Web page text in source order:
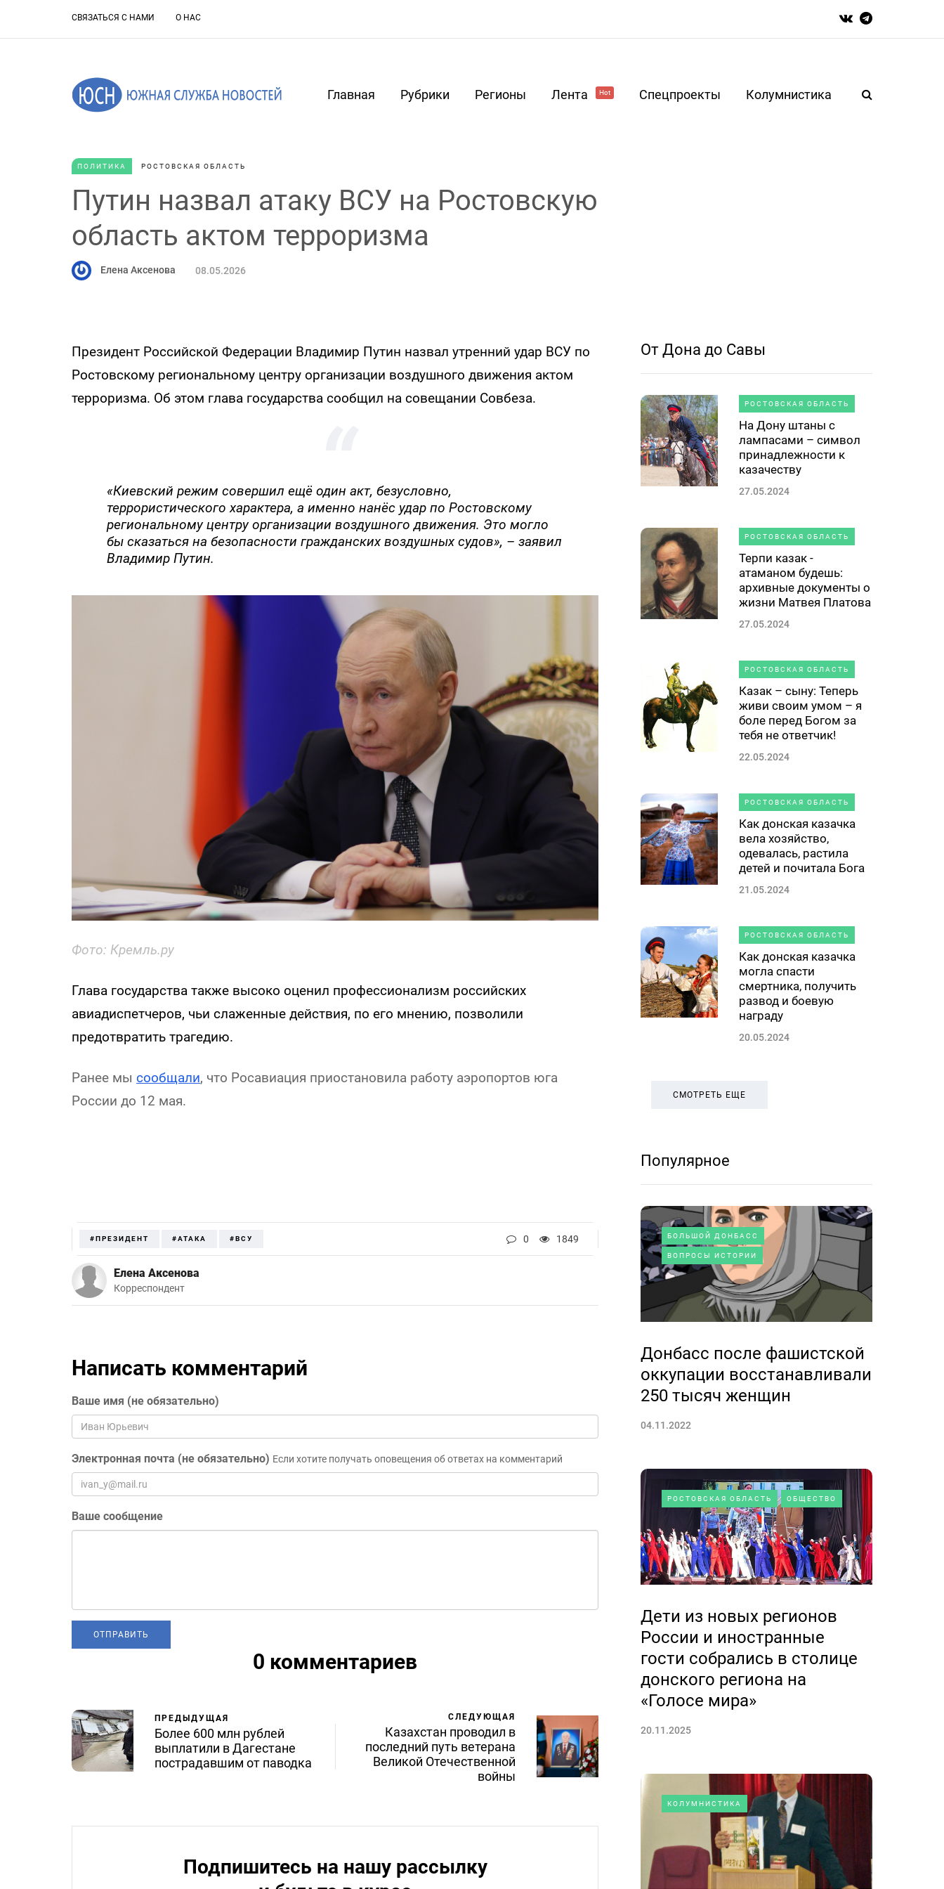
СВЯЗАТЬСЯ С НАМИ О НАС
Главная Рубрики Регионы Лента Hot Спецпроекты Колумнистика
ПОЛИТИКА РОСТОВСКАЯ ОБЛАСТЬ
Путин назвал атаку ВСУ на Ростовскую
область актом терроризма
Елена Аксенова 08.05.2026
Президент Российской Федерации Владимир Путин назвал утренний удар ВСУ по
Ростовскому региональному центру организации воздушного движения актом
терроризма. Об этом глава государства сообщил на совещании Совбеза.
«Киевский режим совершил ещё один акт, безусловно,
террористического характера, а именно нанёс удар по Ростовскому
региональному центру организации воздушного движения. Это могло
бы сказаться на безопасности гражданских воздушных судов», – заявил
Владимир Путин.
Фото: Кремль.ру
Глава государства также высоко оценил профессионализм российских
авиадиспетчеров, чьи слаженные действия, по его мнению, позволили
предотвратить трагедию.
Ранее мы сообщали, что Росавиация приостановила работу аэропортов юга
России до 12 мая.
#ПРЕЗИДЕНТ #АТАКА #ВСУ 0 1849
Елена Аксенова
Корреспондент
Написать комментарий
Ваше имя (не обязательно)
Электронная почта (не обязательно) Если хотите получать оповещения об ответах на комментарий
Ваше сообщение
0 комментариев
ПРЕДЫДУЩАЯ
Более 600 млн рублей
выплатили в Дагестане
пострадавшим от паводка
СЛЕДУЮЩАЯ
Казахстан проводил в
последний путь ветерана
Великой Отечественной
войны
Подпишитесь на нашу рассылку
От Дона до Савы
РОСТОВСКАЯ ОБЛАСТЬ
На Дону штаны с
лампасами – символ
принадлежности к
казачеству
27.05.2024
РОСТОВСКАЯ ОБЛАСТЬ
Терпи казак -
атаманом будешь:
архивные документы о
жизни Матвея Платова
27.05.2024
РОСТОВСКАЯ ОБЛАСТЬ
Казак – сыну: Теперь
живи своим умом – я
боле перед Богом за
тебя не ответчик!
22.05.2024
РОСТОВСКАЯ ОБЛАСТЬ
Как донская казачка
вела хозяйство,
одевалась, растила
детей и почитала Бога
21.05.2024
РОСТОВСКАЯ ОБЛАСТЬ
Как донская казачка
могла спасти
смертника, получить
развод и боевую
награду
20.05.2024
СМОТРЕТЬ ЕЩЕ
Популярное
БОЛЬШОЙ ДОНБАСС
ВОПРОСЫ ИСТОРИИ
Донбасс после фашистской
оккупации восстанавливали
250 тысяч женщин
04.11.2022
РОСТОВСКАЯ ОБЛАСТЬ ОБЩЕСТВО
Дети из новых регионов
России и иностранные
гости собрались в столице
донского региона на
«Голосе мира»
20.11.2025
КОЛУМНИСТИКА